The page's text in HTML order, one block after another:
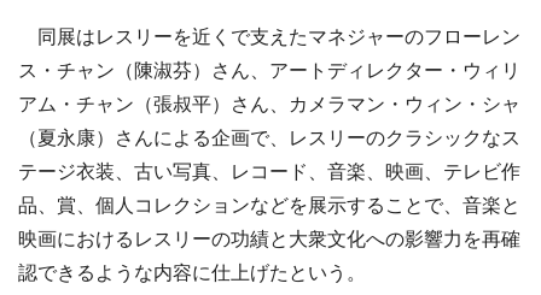
同展はレスリーを近くで支えたマネジャーのフローレン
ス・チャン（陳淑芬）さん、アートディレクター・ウィリ
アム・チャン（張叔平）さん、カメラマン・ウィン・シャ
（夏永康）さんによる企画で、レスリーのクラシックなス
テージ衣装、古い写真、レコード、音楽、映画、テレビ作
品、賞、個人コレクションなどを展示することで、音楽と
映画におけるレスリーの功績と大衆文化への影響力を再確
認できるような内容に仕上げたという。